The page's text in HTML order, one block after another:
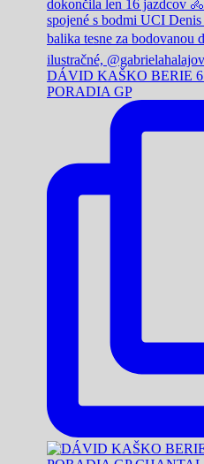
DÁVID KAŠKO BERIE
PORADIA GP